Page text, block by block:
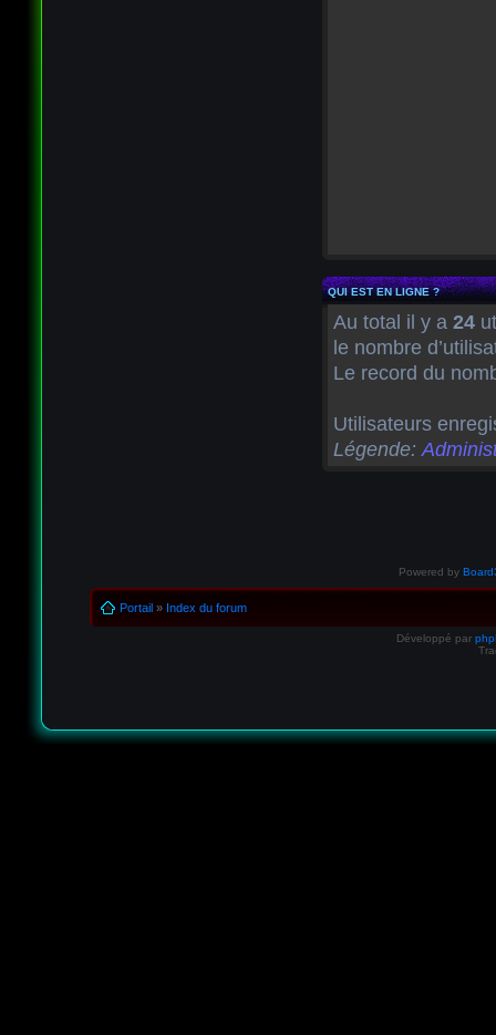
QUI EST EN LIGNE ?
Au total il y a 24
le nombre
Le record du
Utilisateurs
Légende:
Powered by
Portail» Index du forum
Développé par